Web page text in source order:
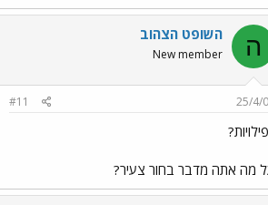
ה השופט הצהוב
New member
25/4/
#11
מה אתה מדבר בחור צעיר?